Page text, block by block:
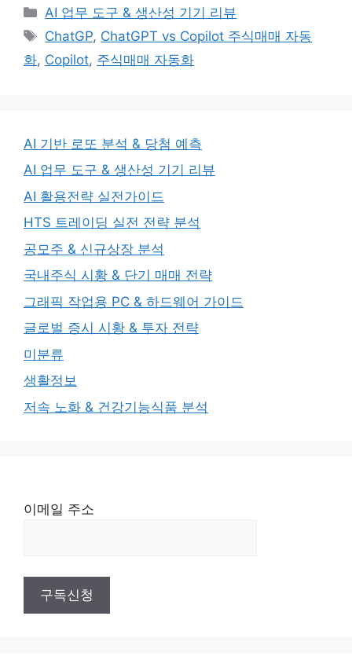
Categories
AI 업무 도구 & 생산성 기기 리뷰
Tags
ChatGP, ChatGPT vs Copilot 주식매매 자동
화, Copilot, 주식매매 자동화
AI 기반 로또 분석 & 당첨 예측
AI 업무 도구 & 생산성 기기 리뷰
AI 활용전략 실전가이드
HTS 트레이딩 실전 전략 분석
공모주 & 신규상장 분석
국내주식 시황 & 단기 매매 전략
그래픽 작업용 PC & 하드웨어 가이드
글로벌 증시 시황 & 투자 전략
미분류
생활정보
저속 노화 & 건강기능식품 분석
이메일 주소